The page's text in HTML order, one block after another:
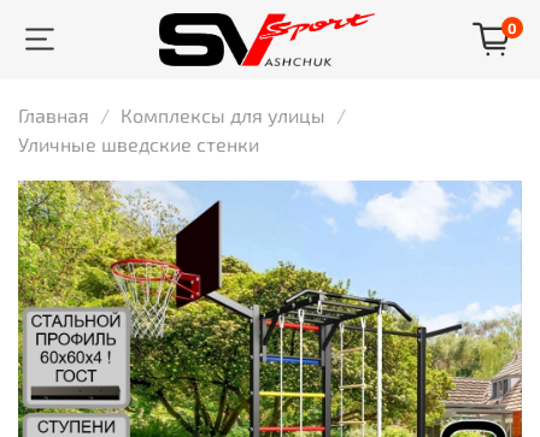
0
Главная
Комплексы для улицы
Уличные шведские стенки